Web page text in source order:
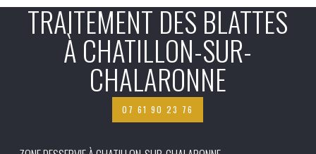
TRAITEMENT DES BLATTES
À CHATILLON-SUR-
CHALARONNE
07 61 90 23 76